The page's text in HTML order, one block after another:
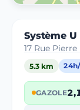
Système U
17 Rue Pierre
5.3 km
GAZOLE